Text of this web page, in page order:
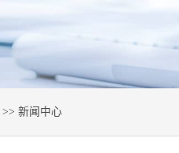
>> 新闻中心